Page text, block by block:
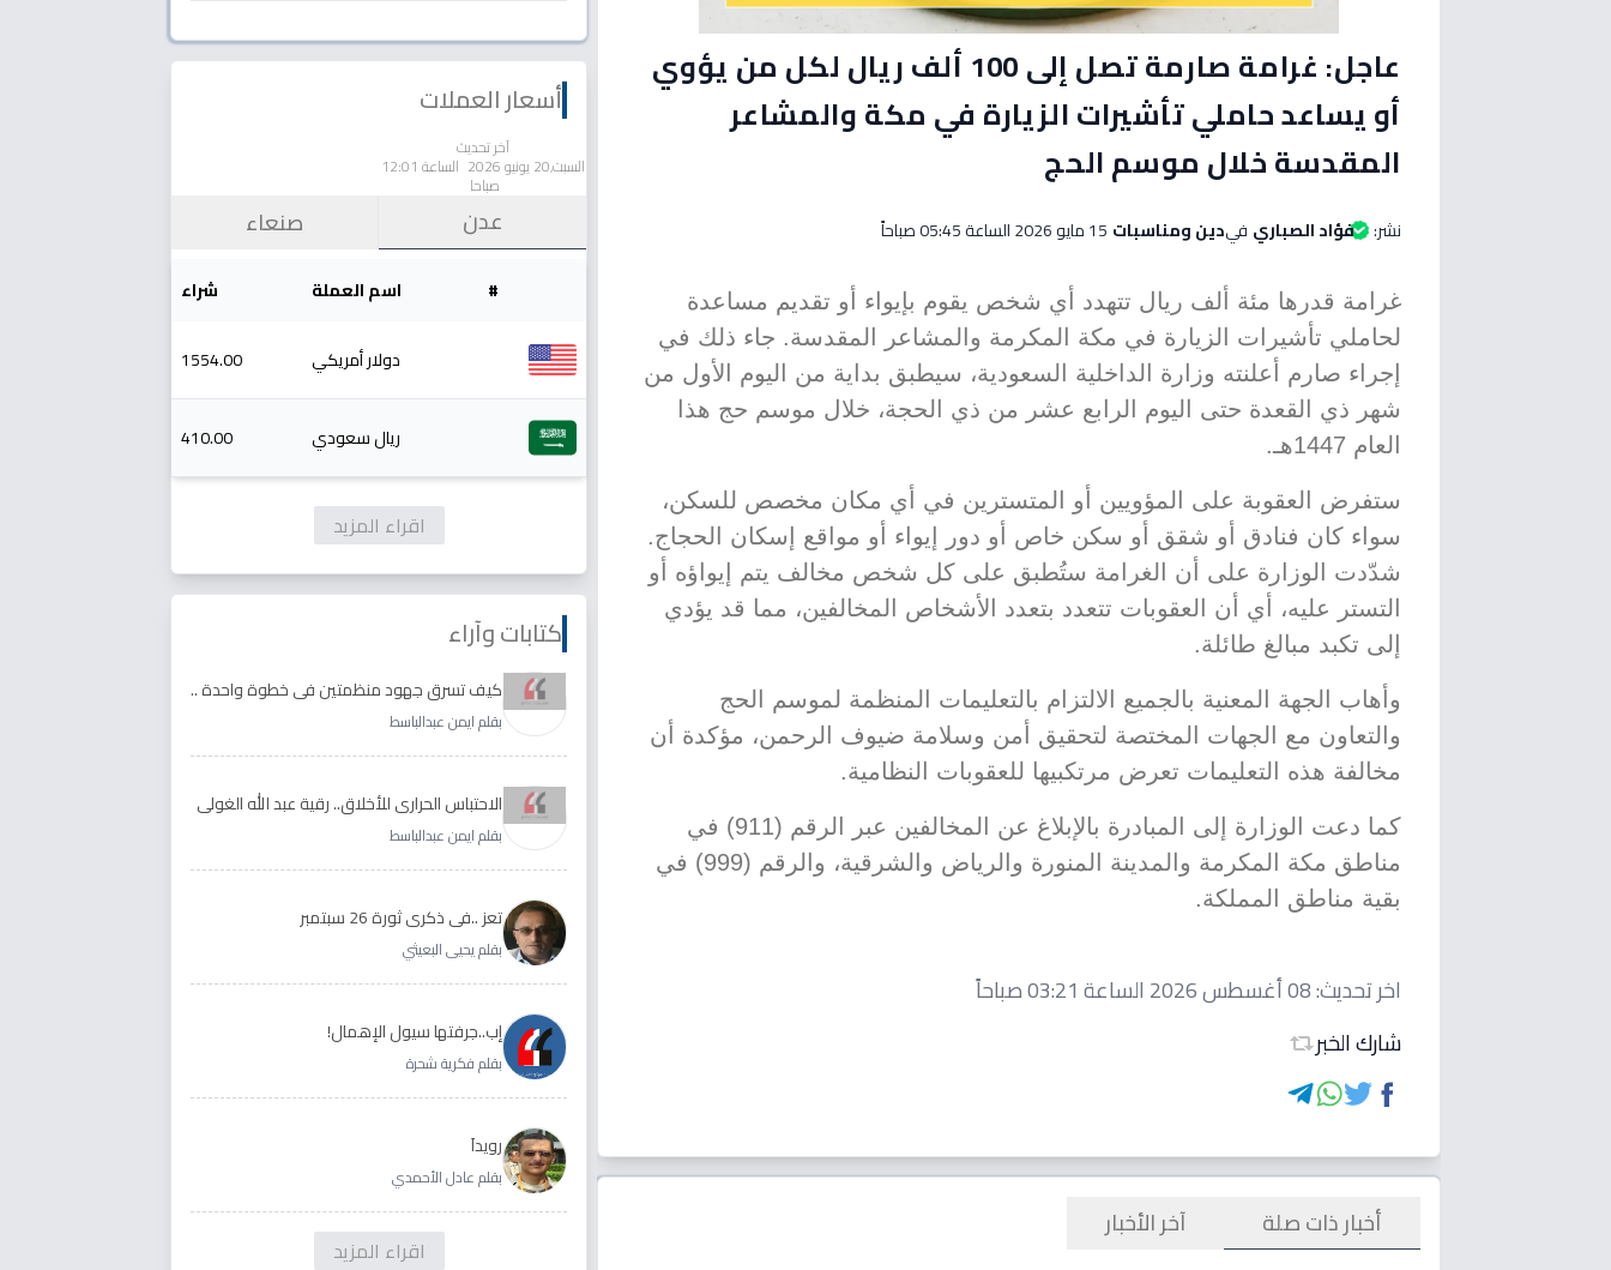
عاجل: غرامة صارمة تصل إلى 100 ألف ريال لكل من يؤوي
أو يساعد حاملي تأشيرات الزيارة في مكة والمشاعر
المقدسة خلال موسم الحج
نشر: فؤاد الصباري فيدين ومناسبات 15 مايو 2026 الساعة 05:45 صباحاً
غرامة قدرها مئة ألف ريال تتهدد أي شخص يقوم بإيواء أو تقديم مساعدة
لحاملي تأشيرات الزيارة في مكة المكرمة والمشاعر المقدسة. جاء ذلك في
إجراء صارم أعلنته وزارة الداخلية السعودية، سيطبق بداية من اليوم الأول من
شهر ذي القعدة حتى اليوم الرابع عشر من ذي الحجة، خلال موسم حج هذا
العام 1447هـ.
ستفرض العقوبة على المؤويين أو المتسترين في أي مكان مخصص للسكن،
سواء كان فنادق أو شقق أو سكن خاص أو دور إيواء أو مواقع إسكان الحجاج.
شدّدت الوزارة على أن الغرامة ستُطبق على كل شخص مخالف يتم إيواؤه أو
التستر عليه، أي أن العقوبات تتعدد بتعدد الأشخاص المخالفين، مما قد يؤدي
إلى تكبد مبالغ طائلة.
وأهاب الجهة المعنية بالجميع الالتزام بالتعليمات المنظمة لموسم الحج
والتعاون مع الجهات المختصة لتحقيق أمن وسلامة ضيوف الرحمن، مؤكدة أن
مخالفة هذه التعليمات تعرض مرتكبيها للعقوبات النظامية.
كما دعت الوزارة إلى المبادرة بالإبلاغ عن المخالفين عبر الرقم (911) في
مناطق مكة المكرمة والمدينة المنورة والرياض والشرقية، والرقم (999) في
بقية مناطق المملكة.
اخر تحديث:08 أغسطس 2026 الساعة 03:21 صباحاً
شارك الخبر
أخبار ذات صلة آخر الأخبار
أسعار العملات
آخر تحديث
السبت,20 يونيو 2026 الساعة 12:01
صباحا
عدن صنعاء
# اسم العملة شراء
دولار أمريكي 1554.00
ريال سعودي 410.00
اقراء المزيد
كتابات وآراء
كيف تسرق جهود منظمتين في خطوة واحدة ..
الأجابة لدى رقية عبد الله الغولي وغدير طيره
بقلم ايمن عبدالباسط
الاحتباس الحراري للأخلاق.. رقية عبد الله الغولي
وغدير طيره نموذجا
بقلم ايمن عبدالباسط
تعز ..في ذكرى ثورة 26 سبتمبر
بقلم يحيى البعيثي
إب..جرفتها سيول الإهمال!
بقلم فكرية شحرة
رويداَ
بقلم عادل الأحمدي
اقراء المزيد